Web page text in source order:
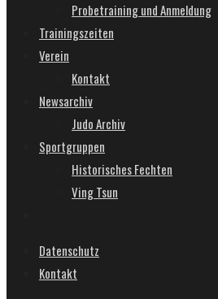
Probetraining und Anmeldung
Trainingszeiten
Verein
Kontakt
Newsarchiv
Judo Archiv
Sportgruppen
Historisches Fechten
Ving Tsun
umschalten
Datenschutz
Kontakt